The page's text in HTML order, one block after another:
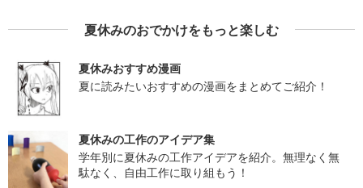
夏休みのおでかけをもっと楽しむ
夏休みおすすめ漫画
夏に読みたいおすすめの漫画をまとめてご紹介！
夏休みの工作のアイデア集
学年別に夏休みの工作アイデアを紹介。無理なく無
駄なく、自由工作に取り組もう！